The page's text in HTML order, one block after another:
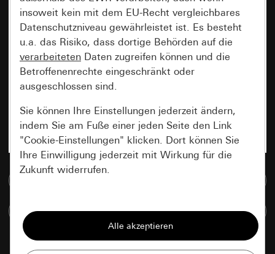
Artikel vergleichen
insoweit kein mit dem EU-Recht vergleichbares
Datenschutzniveau gewährleistet ist. Es besteht
u.a. das Risiko, dass dortige Behörden auf die
verarbeiteten Daten zugreifen können und die
Betroffenenrechte eingeschränkt oder
ausgeschlossen sind.
Sie können Ihre Einstellungen jederzeit ändern,
indem Sie am Fuße einer jeden Seite den Link
"Cookie-Einstellungen" klicken. Dort können Sie
Ihre Einwilligung jederzeit mit Wirkung für die
Zukunft widerrufen.
Alle Cookies, die wir benötigen um Ihnen die
Seite anzeigen zu können.